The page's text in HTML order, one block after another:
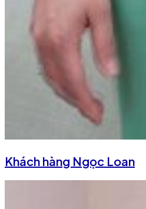
Khách hàng Ngọc Loan